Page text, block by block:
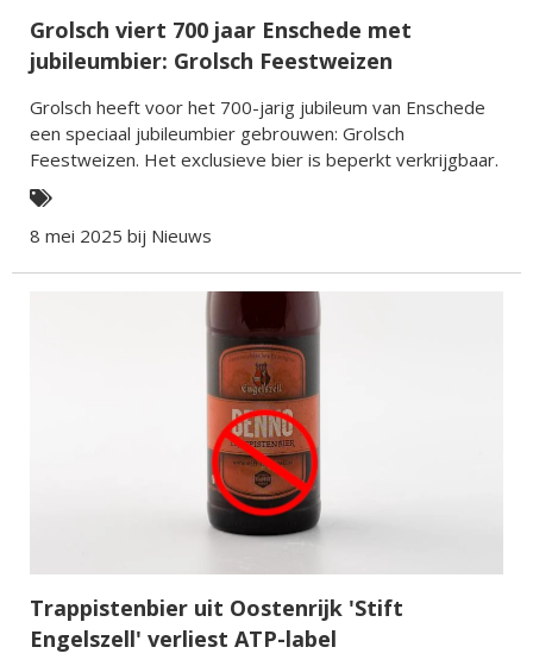
Grolsch viert 700 jaar Enschede met
jubileumbier: Grolsch Feestweizen
Grolsch heeft voor het 700-jarig jubileum van Enschede
een speciaal jubileumbier gebrouwen: Grolsch
Feestweizen. Het exclusieve bier is beperkt verkrijgbaar.
8 mei 2025 bij Nieuws
Trappistenbier uit Oostenrijk 'Stift
Engelszell' verliest ATP-label